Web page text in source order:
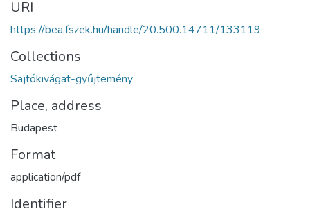
URI
https://bea.fszek.hu/handle/20.500.14711/133119
Collections
Sajtókivágat-gyűjtemény
Place, address
Budapest
Format
application/pdf
Identifier